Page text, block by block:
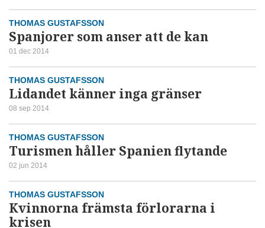
THOMAS GUSTAFSSON
Spanjorer som anser att de kan
01 dec 2014
THOMAS GUSTAFSSON
Lidandet känner inga gränser
08 sep 2014
THOMAS GUSTAFSSON
Turismen håller Spanien flytande
02 jun 2014
THOMAS GUSTAFSSON
Kvinnorna främsta förlorarna i
krisen